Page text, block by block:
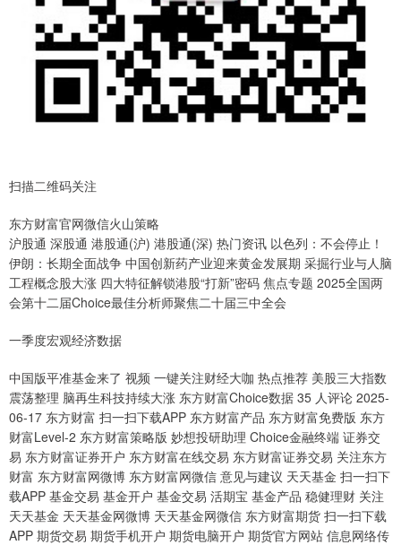
扫描二维码关注
东方财富官网微信火山策略
沪股通 深股通 港股通(沪) 港股通(深) 热门资讯 以色列：不会停止！
伊朗：长期全面战争 中国创新药产业迎来黄金发展期 采掘行业与人脑
工程概念股大涨 四大特征解锁港股“打新”密码 焦点专题 2025全国两
会第十二届Choice最佳分析师聚焦二十届三中全会
一季度宏观经济数据
中国版平准基金来了 视频 一键关注财经大咖 热点推荐 美股三大指数
震荡整理 脑再生科技持续大涨 东方财富Choice数据 35 人评论 2025-
06-17 东方财富 扫一扫下载APP 东方财富产品 东方财富免费版 东方
财富Level-2 东方财富策略版 妙想投研助理 Choice金融终端 证券交
易 东方财富证券开户 东方财富在线交易 东方财富证券交易 关注东方
财富 东方财富网微博 东方财富网微信 意见与建议 天天基金 扫一扫下
载APP 基金交易 基金开户 基金交易 活期宝 基金产品 稳健理财 关注
天天基金 天天基金网微博 天天基金网微信 东方财富期货 扫一扫下载
APP 期货交易 期货手机开户 期货电脑开户 期货官方网站 信息网络传